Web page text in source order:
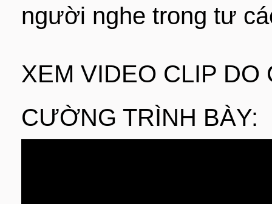
người nghe trong tư
XEM VIDEO CLIP DO
CƯỜNG TRÌNH BÀY: